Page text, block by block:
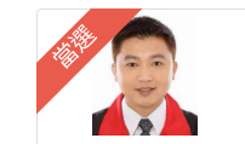
當選